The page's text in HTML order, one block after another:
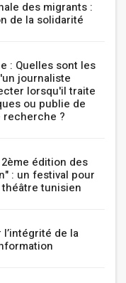
des migrants :
de la solidarité
: Quelles sont les
journaliste
lorsqu'il traite
ou publie de
recherche ?
édition des
: un festival pour
tunisien
de la